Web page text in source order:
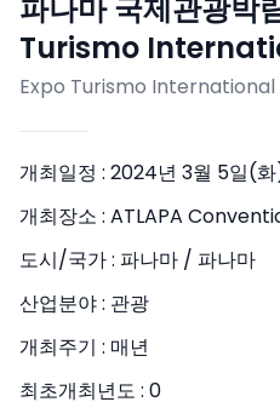
파나마 국제관광
Turismo
Expo Turismo International
개최일정 : 2024년 3월 5일(
개최장소 : ATLAPA
도시/국가 : 파나마 / 파나마
산업분야 : 관광
개최주기 : 매년
최초개최년도 : 0